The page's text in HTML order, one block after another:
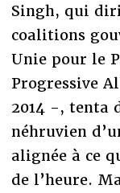
Singh, qui
coalitions
Unie pour le
Progressive
2014 -, tenta
néhruvien
alignée à ce
de l’heure.